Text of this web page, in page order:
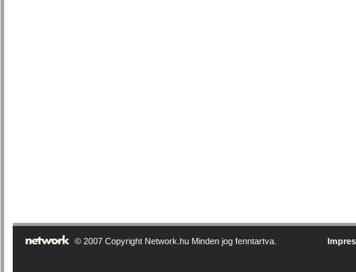
© 2007 Copyright Network.hu Minden jog fenntartva.